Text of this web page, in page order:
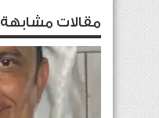
مقالات مشابهة